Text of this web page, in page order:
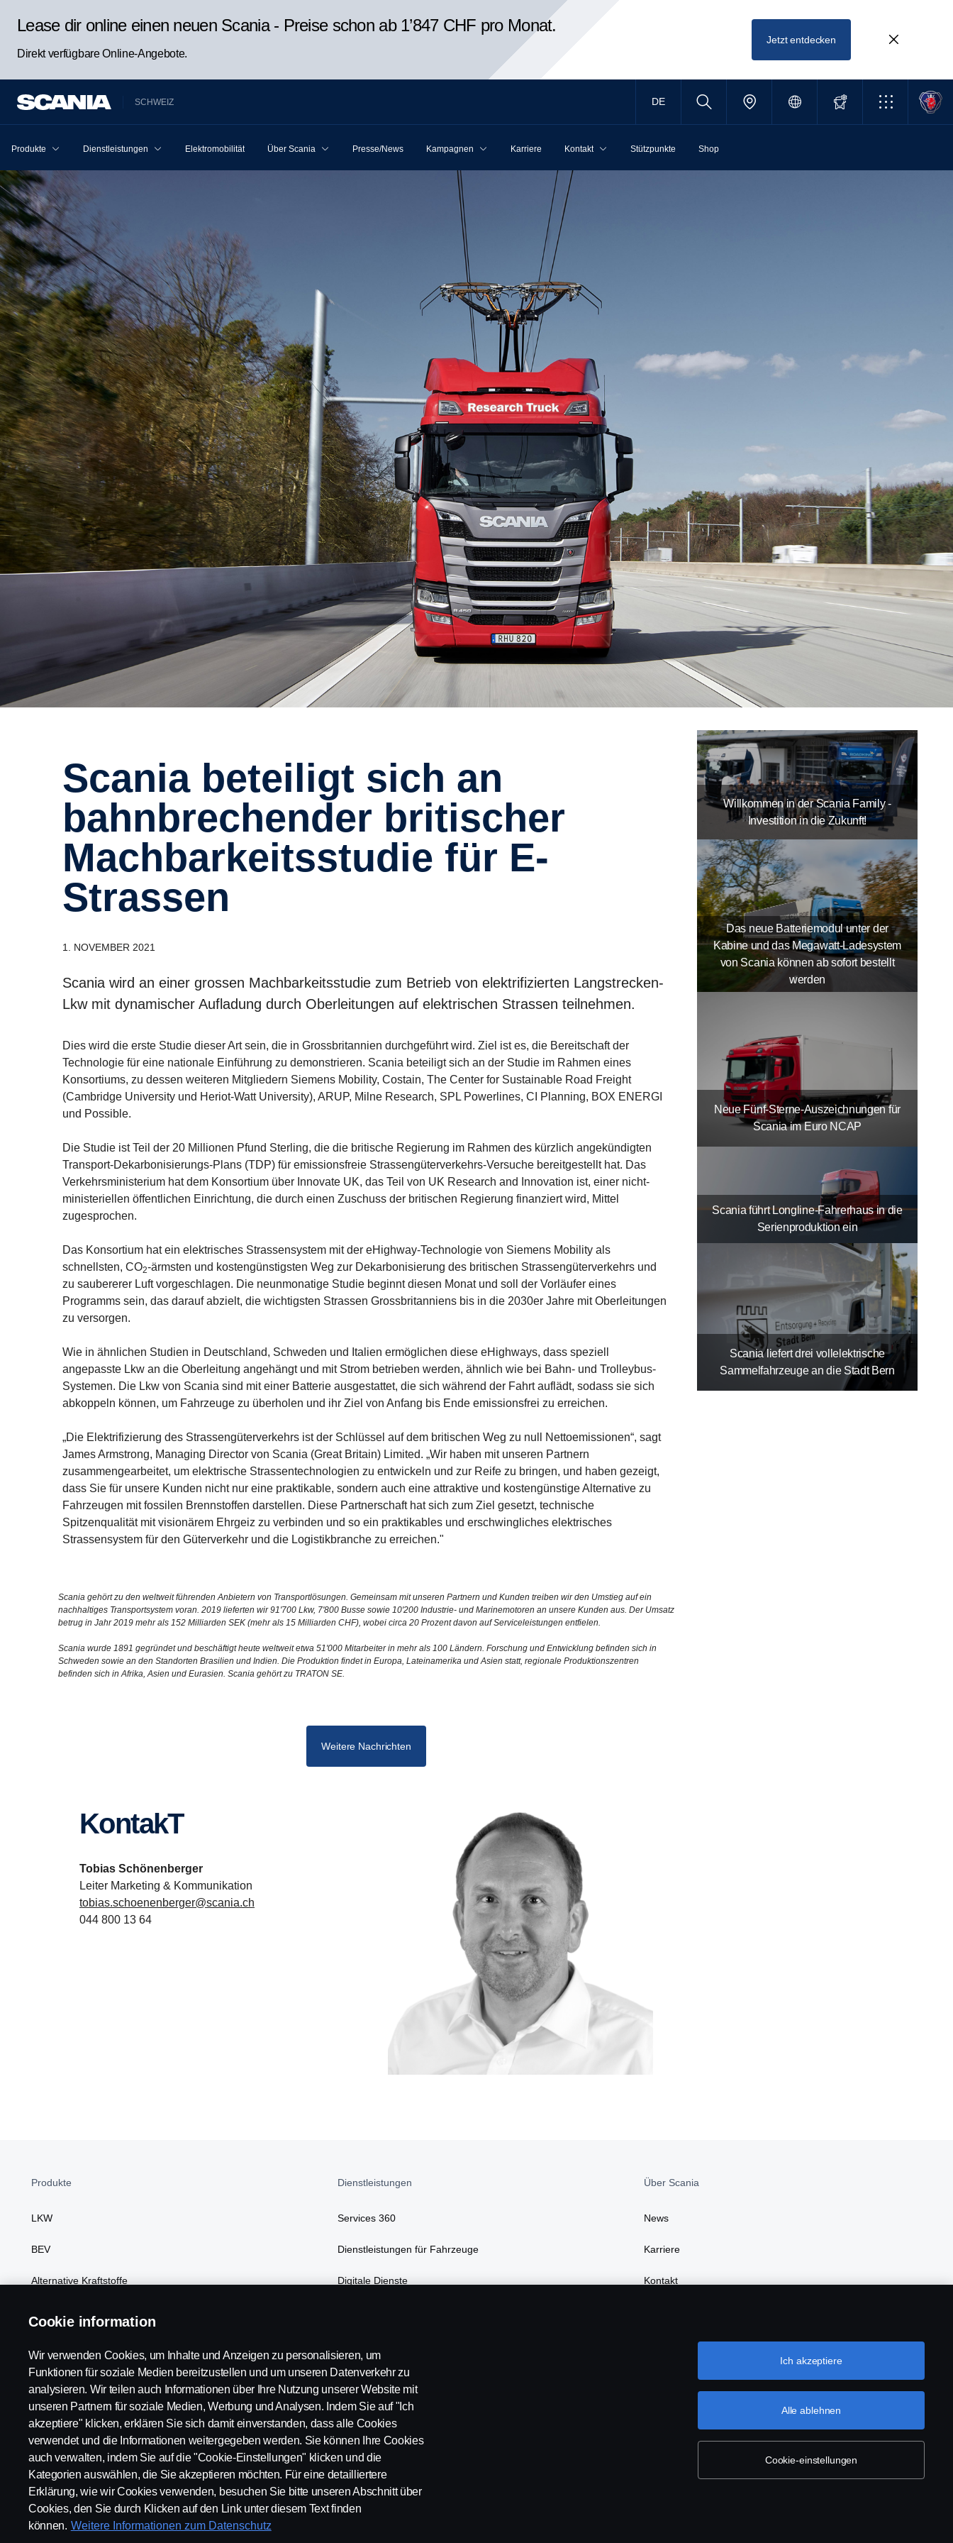
Lease dir online einen neuen Scania - Preise schon ab 1’847 CHF pro Monat.
Direkt verfügbare Online-Angebote.
Jetzt entdecken
SCHWEIZ DE
Produkte Dienstleistungen Elektromobilität Über Scania Presse/News Kampagnen Karriere Kontakt Stützpunkte Shop
Scania beteiligt sich an
bahnbrechender britischer
Machbarkeitsstudie für E-
Strassen
1. NOVEMBER 2021
Scania wird an einer grossen Machbarkeitsstudie zum Betrieb von elektrifizierten Langstrecken-
Lkw mit dynamischer Aufladung durch Oberleitungen auf elektrischen Strassen teilnehmen.
Dies wird die erste Studie dieser Art sein, die in Grossbritannien durchgeführt wird. Ziel ist es, die Bereitschaft der
Technologie für eine nationale Einführung zu demonstrieren. Scania beteiligt sich an der Studie im Rahmen eines
Konsortiums, zu dessen weiteren Mitgliedern Siemens Mobility, Costain, The Center for Sustainable Road Freight
(Cambridge University und Heriot-Watt University), ARUP, Milne Research, SPL Powerlines, CI Planning, BOX ENERGI
und Possible.
Die Studie ist Teil der 20 Millionen Pfund Sterling, die die britische Regierung im Rahmen des kürzlich angekündigten
Transport-Dekarbonisierungs-Plans (TDP) für emissionsfreie Strassengüterverkehrs-Versuche bereitgestellt hat. Das
Verkehrsministerium hat dem Konsortium über Innovate UK, das Teil von UK Research and Innovation ist, einer nicht-
ministeriellen öffentlichen Einrichtung, die durch einen Zuschuss der britischen Regierung finanziert wird, Mittel
zugesprochen.
Das Konsortium hat ein elektrisches Strassensystem mit der eHighway-Technologie von Siemens Mobility als
schnellsten, CO2-ärmsten und kostengünstigsten Weg zur Dekarbonisierung des britischen Strassengüterverkehrs und
zu saubererer Luft vorgeschlagen. Die neunmonatige Studie beginnt diesen Monat und soll der Vorläufer eines
Programms sein, das darauf abzielt, die wichtigsten Strassen Grossbritanniens bis in die 2030er Jahre mit Oberleitungen
zu versorgen.
Wie in ähnlichen Studien in Deutschland, Schweden und Italien ermöglichen diese eHighways, dass speziell
angepasste Lkw an die Oberleitung angehängt und mit Strom betrieben werden, ähnlich wie bei Bahn- und Trolleybus-
Systemen. Die Lkw von Scania sind mit einer Batterie ausgestattet, die sich während der Fahrt auflädt, sodass sie sich
abkoppeln können, um Fahrzeuge zu überholen und ihr Ziel von Anfang bis Ende emissionsfrei zu erreichen.
„Die Elektrifizierung des Strassengüterverkehrs ist der Schlüssel auf dem britischen Weg zu null Nettoemissionen“, sagt
James Armstrong, Managing Director von Scania (Great Britain) Limited. „Wir haben mit unseren Partnern
zusammengearbeitet, um elektrische Strassentechnologien zu entwickeln und zur Reife zu bringen, und haben gezeigt,
dass Sie für unsere Kunden nicht nur eine praktikable, sondern auch eine attraktive und kostengünstige Alternative zu
Fahrzeugen mit fossilen Brennstoffen darstellen. Diese Partnerschaft hat sich zum Ziel gesetzt, technische
Spitzenqualität mit visionärem Ehrgeiz zu verbinden und so ein praktikables und erschwingliches elektrisches
Strassensystem für den Güterverkehr und die Logistikbranche zu erreichen."
Scania gehört zu den weltweit führenden Anbietern von Transportlösungen. Gemeinsam mit unseren Partnern und Kunden treiben wir den Umstieg auf ein
nachhaltiges Transportsystem voran. 2019 lieferten wir 91'700 Lkw, 7'800 Busse sowie 10'200 Industrie- und Marinemotoren an unsere Kunden aus. Der Umsatz
betrug in Jahr 2019 mehr als 152 Milliarden SEK (mehr als 15 Milliarden CHF), wobei circa 20 Prozent davon auf Serviceleistungen entfielen.
Scania wurde 1891 gegründet und beschäftigt heute weltweit etwa 51'000 Mitarbeiter in mehr als 100 Ländern. Forschung und Entwicklung befinden sich in
Schweden sowie an den Standorten Brasilien und Indien. Die Produktion findet in Europa, Lateinamerika und Asien statt, regionale Produktionszentren
befinden sich in Afrika, Asien und Eurasien. Scania gehört zu TRATON SE.
Weitere Nachrichten
KontakT
Tobias Schönenberger
Leiter Marketing & Kommunikation
tobias.schoenenberger@scania.ch
044 800 13 64
Willkommen in der Scania Family -
Investition in die Zukunft!
Das neue Batteriemodul unter der
Kabine und das Megawatt-Ladesystem
von Scania können ab sofort bestellt
werden
Neue Fünf-Sterne-Auszeichnungen für
Scania im Euro NCAP
Scania führt Longline-Fahrerhaus in die
Serienproduktion ein
Scania liefert drei vollelektrische
Sammelfahrzeuge an die Stadt Bern
Produkte
LKW
BEV
Alternative Kraftstoffe
Dienstleistungen
Services 360
Dienstleistungen für Fahrzeuge
Digitale Dienste
Über Scania
News
Karriere
Kontakt
Scania Händler finden
Scania in Your Region: Schweiz
Datenschutzerklärung Rechtlicher Hinweis Umweltpolitik Whistleblowing Kontakt
Cookie information
Wir verwenden Cookies, um Inhalte und Anzeigen zu personalisieren, um
Funktionen für soziale Medien bereitzustellen und um unseren Datenverkehr zu
analysieren. Wir teilen auch Informationen über Ihre Nutzung unserer Website mit
unseren Partnern für soziale Medien, Werbung und Analysen. Indem Sie auf "Ich
akzeptiere" klicken, erklären Sie sich damit einverstanden, dass alle Cookies
verwendet und die Informationen weitergegeben werden. Sie können Ihre Cookies
auch verwalten, indem Sie auf die "Cookie-Einstellungen" klicken und die
Kategorien auswählen, die Sie akzeptieren möchten. Für eine detailliertere
Erklärung, wie wir Cookies verwenden, besuchen Sie bitte unseren Abschnitt über
Cookies, den Sie durch Klicken auf den Link unter diesem Text finden
können. Weitere Informationen zum Datenschutz
Cookie-einstellungen
Alle ablehnen
Ich akzeptiere